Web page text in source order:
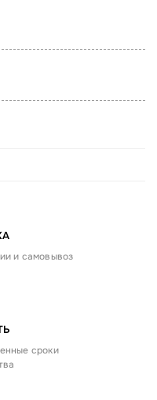
и самовывоз
сроки